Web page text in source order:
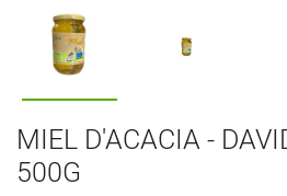
MIEL D'ACACIA -
500G